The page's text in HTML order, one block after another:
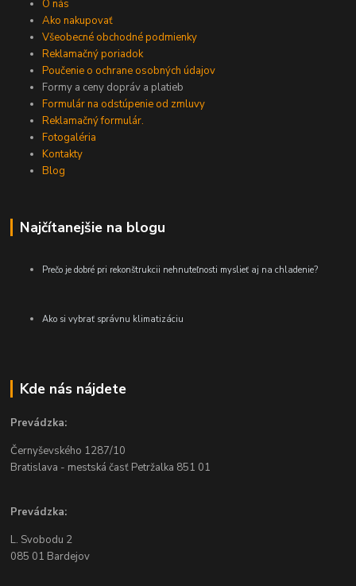
O nás
Ako nakupovať
Všeobecné obchodné podmienky
Reklamačný poriadok
Poučenie o ochrane osobných údajov
Formy a ceny dopráv a platieb
Formulár na odstúpenie od zmluvy
Reklamačný formulár.
Fotogaléria
Kontakty
Blog
Najčítanejšie na blogu
Prečo je dobré pri rekonštrukcii nehnuteľnosti myslieť aj na chladenie?
Ako si vybrať správnu klimatizáciu
Kde nás nájdete
Prevádzka:
Černyševského 1287/10
Bratislava - mestská časť Petržalka 851 01
Prevádzka:
L. Svobodu 2
085 01 Bardejov